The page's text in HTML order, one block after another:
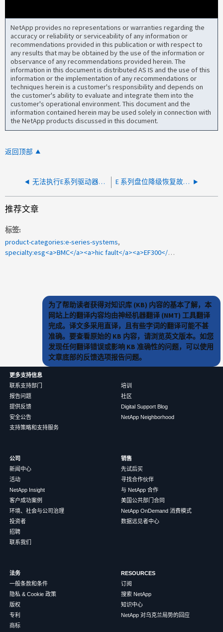
NetApp provides no representations or warranties regarding the
accuracy or reliability or serviceability of any information or
recommendations provided in this publication or with respect to
any results that may be obtained by the use of the information or
observance of any recommendations provided herein. The
information in this document is distributed AS IS and the use of this
information or the implementation of any recommendations or
techniques herein is a customer's responsibility and depends on
the customer's ability to evaluate and integrate them into the
customer's operational environment. This document and the
information contained herein may be used solely in connection with
the NetApp products discussed in this document.
返回顶部
无法执行E系列驱动器操作、因为驱动器未处于正确的操作状态"错误410" E 系列盘位降级恢复故障类型代码： 393
推荐文章
标签
product-categories:e-series-systems
specialty:esg<a>BMC</a><a>hic fault</a><a>EF300</a><a>host_Box_fault_replace；HIC</a>
为了帮助读者获得对知识库 (KB) 内容的基本了解，本
网站上的翻译内容均由神经机器翻译 (NMT) 工具翻译
完成。译文多采用直译，且有些字词的翻译可能不甚
准确。要查看原始的 KB 内容，请浏览英文版本。如您
发现任何翻译错误或影响 KB 准确性的问题，可以使用
文章底部的反馈选项报告问题。
更多支持信息
联系支持部门
报告问题
提供反馈
安全公告
支持策略和支持服务
培训
社区
Digital Support Blog
NetApp Neighborhood
公司
新闻中心
活动
NetApp Insight
客户成功案例
环境、社会与公司治理
投资者
招聘
联系我们
销售
先试后买
寻找合作伙伴
与 NetApp 合作
美国公共部门合同
NetApp OnDemand 消费模式
数据远见者中心
法务
一般条款和条件
隐私 & Cookie 政策
版权
专利
商标
RESOURCES
订阅
搜索 NetApp
知识中心
NetApp 对乌克兰局势的回应